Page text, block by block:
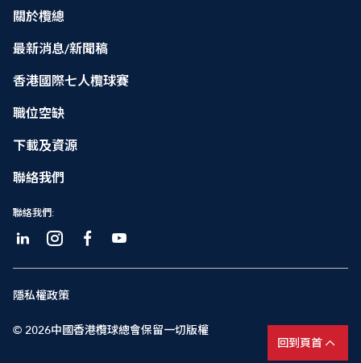
回到頁首
關於欖總
最新消息/新聞稿
香港國際七人欖球賽
職位空缺
下載及資源
聯絡我們
聯絡我們:
© 2026中國香港欖球總會保留一切版權
隱私權政策